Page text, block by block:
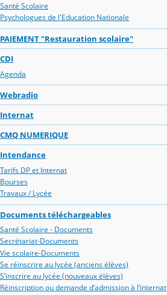
Santé Scolaire
Psychologues de l'Education Nationale
PAIEMENT "Restauration scolaire"
CDI
Agenda
Webradio
Internat
CMQ NUMERIQUE
Intendance
Tarifs DP et Internat
Bourses
Travaux / Lycée
Documents téléchargeables
Santé Scolaire - Documents
Secrétariat-Documents
Vie scolaire-Documents
Se réinscrire au lycée (anciens élèves)
S’inscrire au lycée (nouveaux élèves)
Réinscription ou demande d’admission à l’internat